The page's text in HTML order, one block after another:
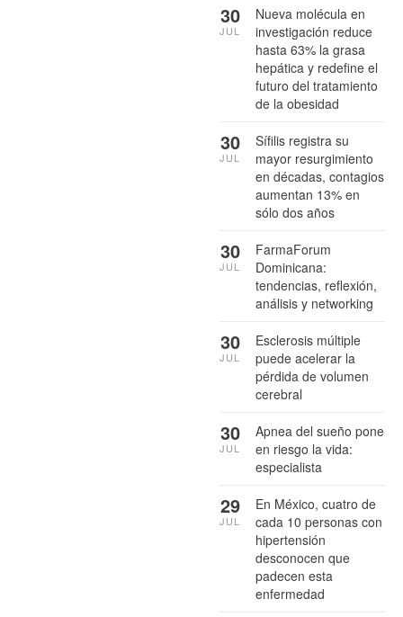
Nueva molécula en
investigación reduce
hasta 63% la grasa
hepática y redefine el
futuro del tratamiento
de la obesidad
30
JUL
Sífilis registra su
mayor resurgimiento
en décadas, contagios
aumentan 13% en
sólo dos años
30
JUL
FarmaForum
Dominicana:
tendencias, reflexión,
análisis y networking
30
JUL
Esclerosis múltiple
puede acelerar la
pérdida de volumen
cerebral
30
JUL
Apnea del sueño pone
en riesgo la vida:
especialista
30
JUL
En México, cuatro de
cada 10 personas con
hipertensión
desconocen que
padecen esta
enfermedad
29
JUL